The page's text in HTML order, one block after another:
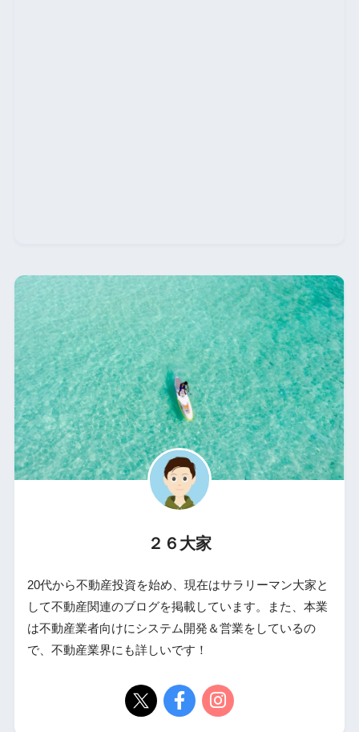
２６大家
20代から不動産投資を始め、現在はサラリーマン大家と
して不動産関連のブログを掲載しています。また、本業
は不動産業者向けにシステム開発＆営業をしているの
で、不動産業界にも詳しいです！